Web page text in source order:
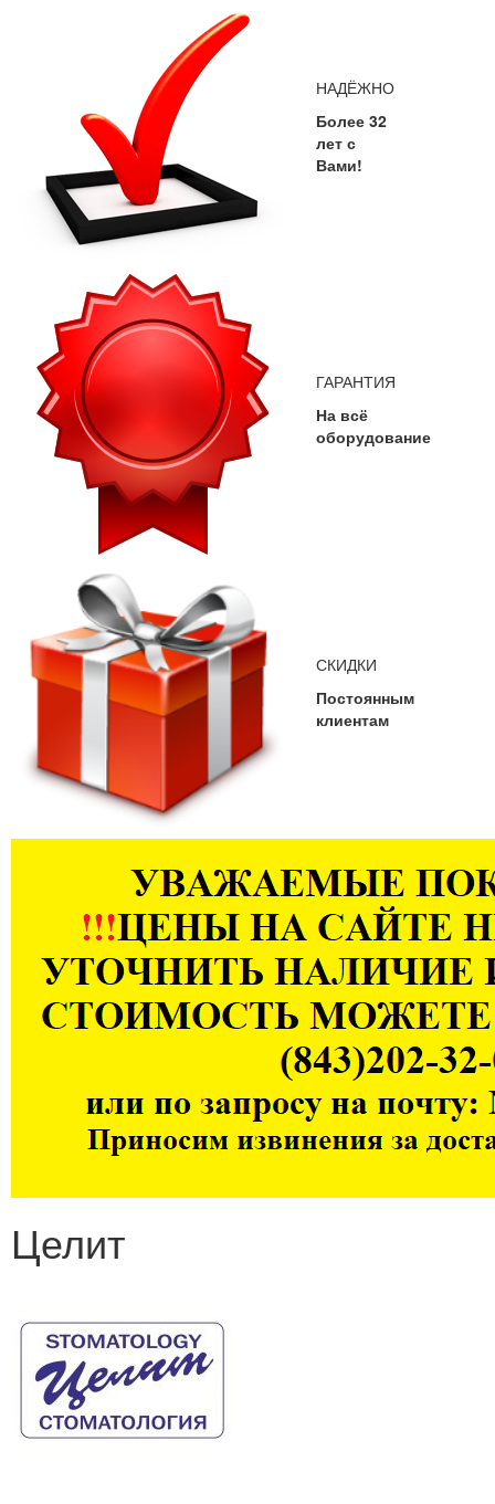
НАДЁЖНО
Более 32
лет с
Вами!
ГАРАНТИЯ
На всё
оборудование
СКИДКИ
Постоянным
клиентам
Целит